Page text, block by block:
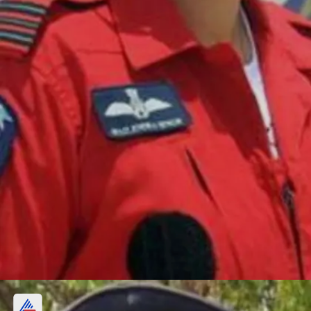
विंग कमांडर दीपिका मिश्रा